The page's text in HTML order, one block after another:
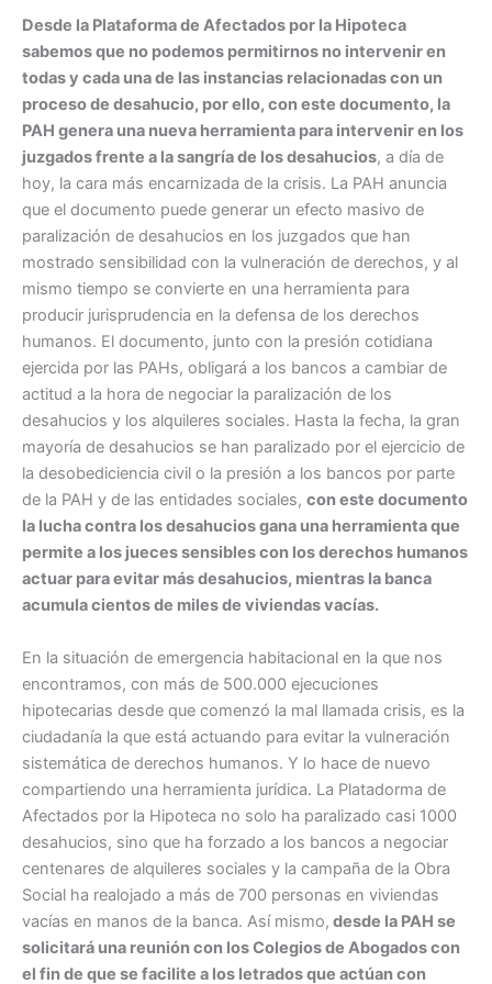
Desde la Plataforma de Afectados por la Hipoteca
sabemos que no podemos permitirnos no intervenir en
todas y cada una de las instancias relacionadas con un
proceso de desahucio, por ello, con este documento, la
PAH genera una nueva herramienta para intervenir en los
juzgados frente a la sangría de los desahucios, a día de
hoy, la cara más encarnizada de la crisis. La PAH anuncia
que el documento puede generar un efecto masivo de
paralización de desahucios en los juzgados que han
mostrado sensibilidad con la vulneración de derechos, y al
mismo tiempo se convierte en una herramienta para
producir jurisprudencia en la defensa de los derechos
humanos. El documento, junto con la presión cotidiana
ejercida por las PAHs, obligará a los bancos a cambiar de
actitud a la hora de negociar la paralización de los
desahucios y los alquileres sociales. Hasta la fecha, la gran
mayoría de desahucios se han paralizado por el ejercicio de
la desobediciencia civil o la presión a los bancos por parte
de la PAH y de las entidades sociales, con este documento
la lucha contra los desahucios gana una herramienta que
permite a los jueces sensibles con los derechos humanos
actuar para evitar más desahucios, mientras la banca
acumula cientos de miles de viviendas vacías.
En la situación de emergencia habitacional en la que nos
encontramos, con más de 500.000 ejecuciones
hipotecarias desde que comenzó la mal llamada crisis, es la
ciudadanía la que está actuando para evitar la vulneración
sistemática de derechos humanos. Y lo hace de nuevo
compartiendo una herramienta jurídica. La Platadorma de
Afectados por la Hipoteca no solo ha paralizado casi 1000
desahucios, sino que ha forzado a los bancos a negociar
centenares de alquileres sociales y la campaña de la Obra
Social ha realojado a más de 700 personas en viviendas
vacías en manos de la banca. Así mismo, desde la PAH se
solicitará una reunión con los Colegios de Abogados con
el fin de que se facilite a los letrados que actúan con